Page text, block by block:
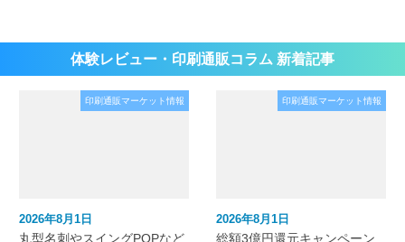
体験レビュー・印刷通販コラム 新着記事
印刷通販マーケット情報
2026年8月1日
丸型名刺やスイングPOPなど
印刷通販マーケット情報
2026年8月1日
総額3億円還元キャンペーン